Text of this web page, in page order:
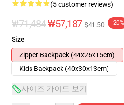
(5 customer reviews)
₩71,484₩57,187 $41.50 -20%
Size
Zipper Backpack (44x26x15cm)
Kids Backpack (40x30x13cm)
사이즈 가이드 보기